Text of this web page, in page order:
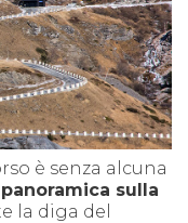
è senza alcuna
panoramica sulla
la diga del